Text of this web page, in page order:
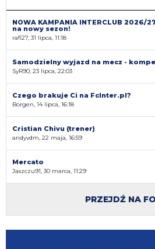
NOWA KAMPANIA INTERCLUB
na nowy sezon!
rafi27, 31 lipca, 11:18
Samodzielny wyjazd na mecz -
SyR90, 23 lipca, 22:03
Czego brakuje Ci na FcInter.pl?
Borgen, 14 lipca, 16:18
Cristian Chivu (trener)
andyvdm, 22 maja, 16:59
Mercato
Jaszczu91, 30 marca, 11:29
PRZEJDŹ NA